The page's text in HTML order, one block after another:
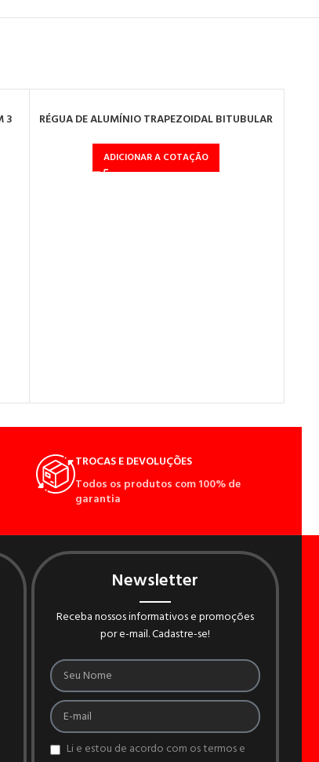
3
RÉGUA DE ALUMÍNIO TRAPEZOIDAL BITUBULAR
ADICIONAR A COTAÇÃO
TROCAS E DEVOLUÇÕES
Todos os produtos com 100% de
garantia
Newsletter
Receba nossos informativos e promoções
por e-mail. Cadastre-se!
Li e estou de acordo com os termos e